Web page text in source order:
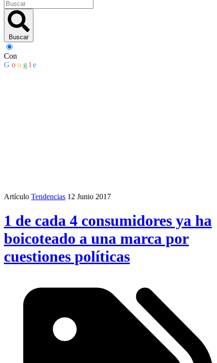
Buscar
Con
G o o g l e
Artículo Tendencias 12 Junio 2017
1 de cada 4 consumidores ya ha
boicoteado a una marca por
cuestiones políticas